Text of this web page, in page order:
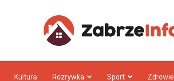
Kultura Rozrywka Sport Zdrowie